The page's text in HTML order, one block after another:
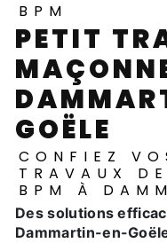
BPM
PETIT TRAVAUX
GOËLE
CONFIEZ VOS PETITS
TRAVAUX
BPM À
Des solutions efficaces pour vos petits projets à
Dammartin-en-